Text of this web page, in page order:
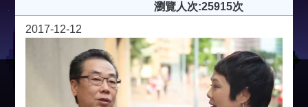
瀏覽人次:25915次
2017-12-12